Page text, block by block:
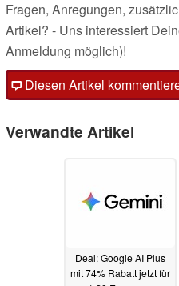
Fragen, Anregungen,
Artikel? - Uns interessiert
Anmeldung möglich)!
Diesen Artikel
Verwandte Artikel
Deal: Google AI Plus
mit 74% Rabatt jetzt für